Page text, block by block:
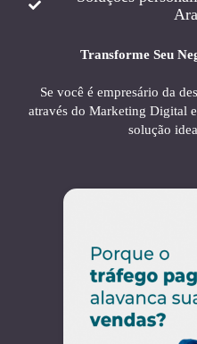
Transforme Seu
Se você é empresário da
através do Marketing Digital
solução